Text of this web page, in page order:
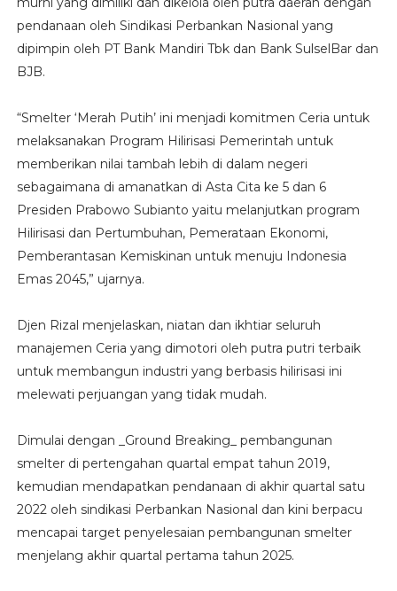
pendanaan oleh Sindikasi Perbankan Nasional yang
dipimpin oleh PT Bank Mandiri Tbk dan Bank SulselBar dan
BJB.
“Smelter ‘Merah Putih’ ini menjadi komitmen Ceria untuk
melaksanakan Program Hilirisasi Pemerintah untuk
memberikan nilai tambah lebih di dalam negeri
sebagaimana di amanatkan di Asta Cita ke 5 dan 6
Presiden Prabowo Subianto yaitu melanjutkan program
Hilirisasi dan Pertumbuhan, Pemerataan Ekonomi,
Pemberantasan Kemiskinan untuk menuju Indonesia
Emas 2045,” ujarnya.
Djen Rizal menjelaskan, niatan dan ikhtiar seluruh
manajemen Ceria yang dimotori oleh putra putri terbaik
untuk membangun industri yang berbasis hilirisasi ini
melewati perjuangan yang tidak mudah.
Dimulai dengan _Ground Breaking_ pembangunan
smelter di pertengahan quartal empat tahun 2019,
kemudian mendapatkan pendanaan di akhir quartal satu
2022 oleh sindikasi Perbankan Nasional dan kini berpacu
mencapai target penyelesaian pembangunan smelter
menjelang akhir quartal pertama tahun 2025.